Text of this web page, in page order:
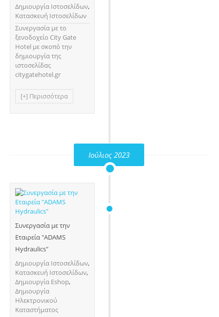
Δημιουργία Ιστοσελίδων,
Κατασκευή Ιστοσελίδων
Συνεργασία με τo
ξενοδοχείο City Gate
Hotel με σκοπό την
δημιουργία της
ιστοσελίδας
citygatehotel.gr
[+] Περισσότερα
Ιούλιος 2023
Συνεργασία με την
Εταιρεία "ADAMS
Hydraulics"
Δημιουργία Ιστοσελίδων,
Κατασκευή Ιστοσελίδων,
Δημιουργία Eshop,
Δημιουργία
Ηλεκτρονικού
Καταστήματος